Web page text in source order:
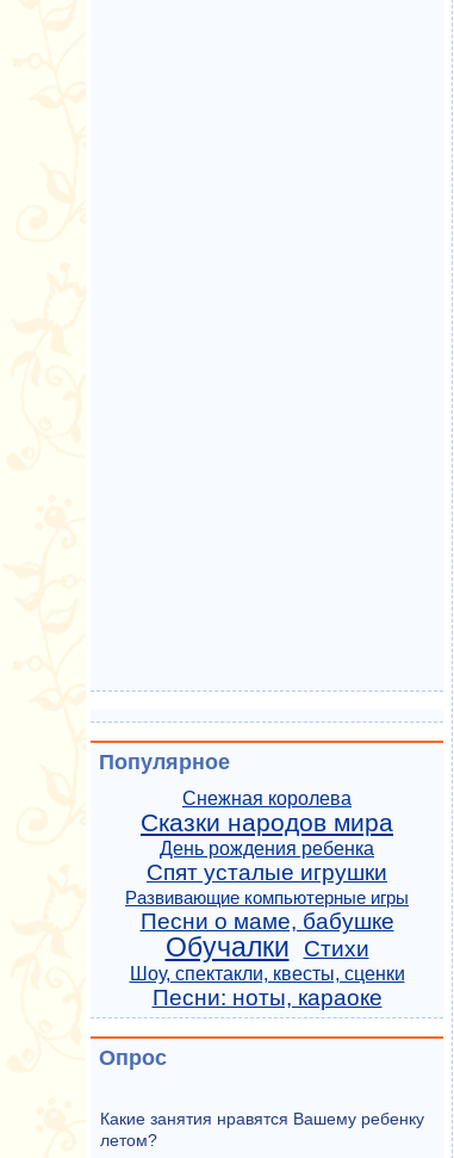
Популярное
Снежная королева
Сказки народов мира
День рождения ребенка
Спят усталые игрушки
Развивающие компьютерные игры
Песни о маме, бабушке
Обучалки Стихи
Шоу, спектакли, квесты, сценки
Песни: ноты, караоке
Опрос
Какие занятия нравятся Вашему ребенку
летом?